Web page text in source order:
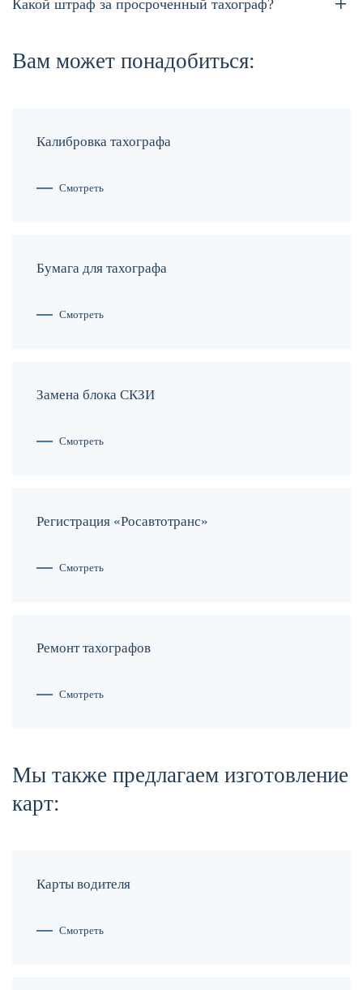
Какой штраф за просроченный тахограф?
Вам может понадобиться:
Калибровка тахографа
Смотреть
Бумага для тахографа
Смотреть
Замена блока СКЗИ
Смотреть
Регистрация «Росавтотранс»
Смотреть
Ремонт тахографов
Смотреть
Мы также предлагаем изготовление
карт:
Карты водителя
Смотреть